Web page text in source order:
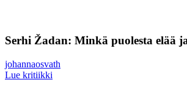
Serhi Žadan: Minkä puolesta elää
johannaosvath
Lue kritiikki